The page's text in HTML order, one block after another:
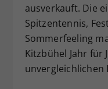
ausverkauft. Die
Spitzentennis,
Sommerfeeling
Kitzbühel Jahr für
unvergleichlichen